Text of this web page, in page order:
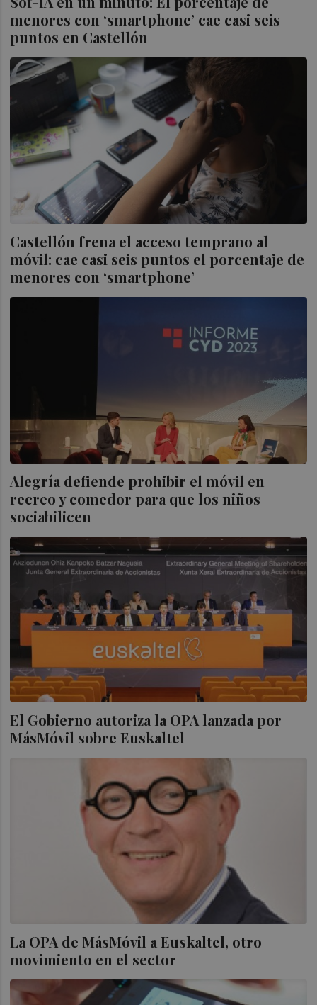
menores con ‘smartphone’ cae casi seis
puntos en Castellón
Castellón frena el acceso temprano al
móvil: cae casi seis puntos el porcentaje de
menores con ‘smartphone’
Alegría defiende prohibir el móvil en
recreo y comedor para que los niños
sociabilicen
El Gobierno autoriza la OPA lanzada por
MásMóvil sobre Euskaltel
La OPA de MásMóvil a Euskaltel, otro
movimiento en el sector